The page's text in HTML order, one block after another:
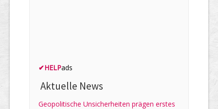
✔HELPads
Aktuelle News
Geopolitische Unsicherheiten prägen erstes